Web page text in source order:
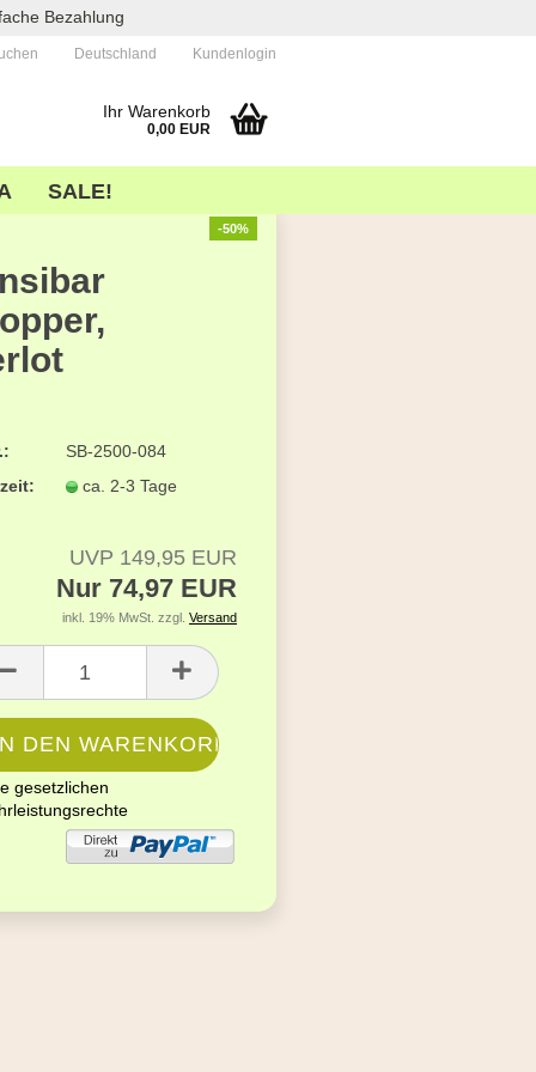
Bezahlung
Deutschland Kundenlogin
Ihr Warenkorb
0,00 EUR
SALE!
-50%
SB-2500-084
ca. 2-3 Tage
UVP 149,95 EUR
Nur 74,97 EUR
inkl. 19% MwSt. zzgl. Versand
gesetzlichen